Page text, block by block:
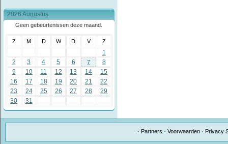
2026 Augustus
Geen gebeurtenissen deze maand.
Z M D W D V Z
1
2
3 4 5 6 7
8
9
10 11 12 13 14
15
16
17 18 19 20 21
22
23
24 25 26 27 28
29
30
31
· Partners ·Voorwaarden · Privacy